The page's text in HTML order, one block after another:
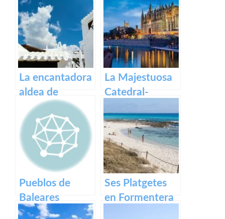
La encantadora
aldea de
Binibeca en la
isla de Menorca
La Majestuosa
Catedral-
Santa María en
Mallorca.
Pueblos de
Baleares
Ses Platgetes
en Formentera